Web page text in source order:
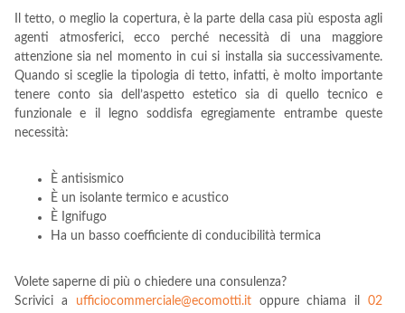
Il tetto, o meglio la copertura, è la parte della casa più esposta agli
agenti atmosferici, ecco perché necessità di una maggiore
attenzione sia nel momento in cui si installa sia successivamente.
Quando si sceglie la tipologia di tetto, infatti, è molto importante
tenere conto sia dell’aspetto estetico sia di quello tecnico e
funzionale e il legno soddisfa egregiamente entrambe queste
necessità:
È antisismico
È un isolante termico e acustico
È Ignifugo
Ha un basso coefficiente di conducibilità termica
Volete saperne di più o chiedere una consulenza?
Scrivici a ufficiocommerciale@ecomotti.itoppure chiama il02